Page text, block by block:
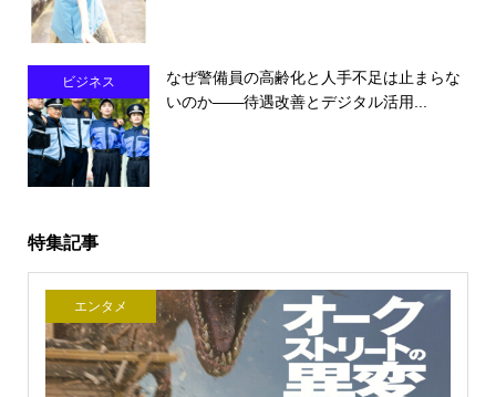
ビジネス
なぜ警備員の高齢化と人手不足は止まらな
いのか――待遇改善とデジタル活用...
特集記事
エンタメ